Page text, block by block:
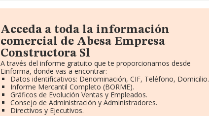
Acceda a toda la información
comercial de Abesa Empresa
Constructora Sl
A través del informe gratuito que te proporcionamos desde
Einforma, donde vas a encontrar:
Datos identificativos: Denominación, CIF, Teléfono, Domicilio.
Informe Mercantil Completo (BORME).
Gráficos de Evolución Ventas y Empleados.
Consejo de Administración y Administradores.
Directivos y Ejecutivos.